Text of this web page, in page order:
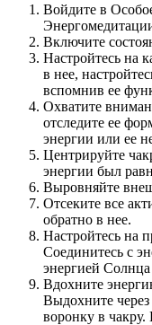
Войдите в
Включите
Настройтесь на
в нее,
вспомнив ее
Охватите
отследите ее
энергии или ее
Центрируйте
энергии был
Выровняйте
Отсеките все
обратно в нее.
Настройтесь на
Соединитесь с
энергией
Вдохните
Выдохните
воронку в чакру.